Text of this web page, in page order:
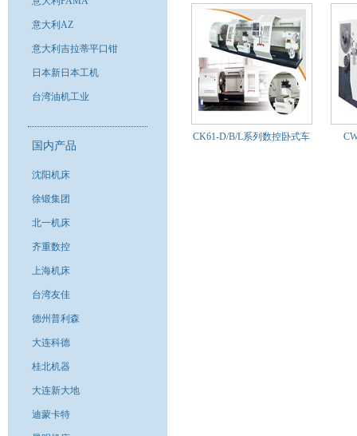
意大利AZ
意大利吉拉蒂平口钳
日本新日本工机
台湾油机工业
国内产品
沈阳机床
徐锻集团
北一机床
齐重数控
上海机床
台湾友佳
德州普利森
大连科德
桂北机器
大连新大地
迪蒙卡特
CK61-D/B/L系列数控卧式车